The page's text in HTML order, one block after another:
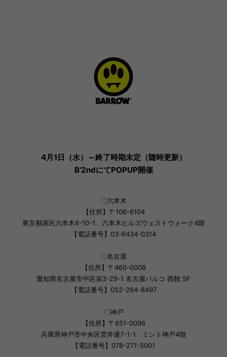
4月1日（水）～終了時期未定（随時更新）
B’2ndにてPOPUP開催
〇六本木
【住所】〒106-6104
東京都港区六本木6-10-1 六本木ヒルズウェストウォーク4階
【電話番号】03-6434-0314
〇名古屋
【住所】〒460-0008
愛知県名古屋市中区栄3-29-1 名古屋バルコ 西館 5F
【電話番号】052-264-8497
〇神戸
【住所】〒651-0096
兵庫県神戸市中央区雲井通7-1-1 ミント神戸4階
【電話番号】078-271-5001